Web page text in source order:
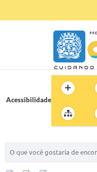
Acessibilidade